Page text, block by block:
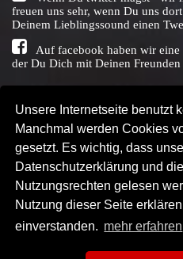
Unsere Internetseite benutzt
Manchmal werden Cookies
gesetzt. Es wichtig, dass
Datenschutzerklärung und
Nutzungsrechten gelesen
Nutzung dieser Seite
einverstanden. mehr erfahren
freuen uns sehr, wenn Du uns
Deinem Lieblingssound einen
Auf facebook haben wir
der Du Dich mit Deinen Freunden
Copyright © Audio Union GbR,
SENDEPLATZ ↗